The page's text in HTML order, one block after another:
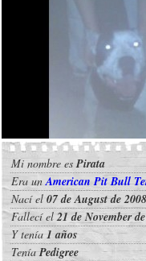
Mi nombre esPirata
Era unAmerican Pit Bull
Nací el 07 de August de 2008
Fallecí el21 de November
Y tenía 1 años
TeníaPedigree